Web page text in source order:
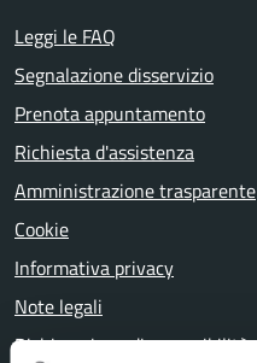
Leggi le FAQ
Segnalazione disservizio
Prenota appuntamento
Richiesta d'assistenza
Amministrazione trasparente
Cookie
Informativa privacy
Note legali
Dichiarazione di accessibilità